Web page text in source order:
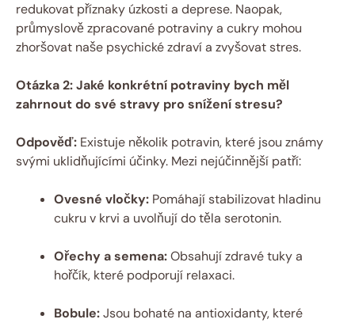
redukovat příznaky úzkosti a deprese. Naopak,
průmyslově zpracované potraviny a cukry mohou
zhoršovat naše psychické zdraví a zvyšovat stres.
Otázka 2: Jaké konkrétní potraviny bych měl
zahrnout do své stravy pro snížení stresu?
Odpověď: Existuje několik potravin, které jsou známy
svými uklidňujícími účinky. Mezi nejúčinnější patří:
Ovesné vločky: Pomáhají stabilizovat hladinu
cukru v krvi a uvolňují do těla serotonin.
Ořechy a semena:Obsahují zdravé tuky a
hořčík, které podporují relaxaci.
Bobule:Jsou bohaté na antioxidanty, které